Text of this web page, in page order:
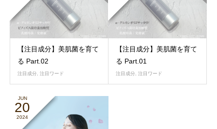
【注目成分】美肌菌を育て
る Part.02
注目成分 注目ワード
【注目成分】美肌菌を育て
る Part.01
注目成分 注目ワード
JUN
20
2024